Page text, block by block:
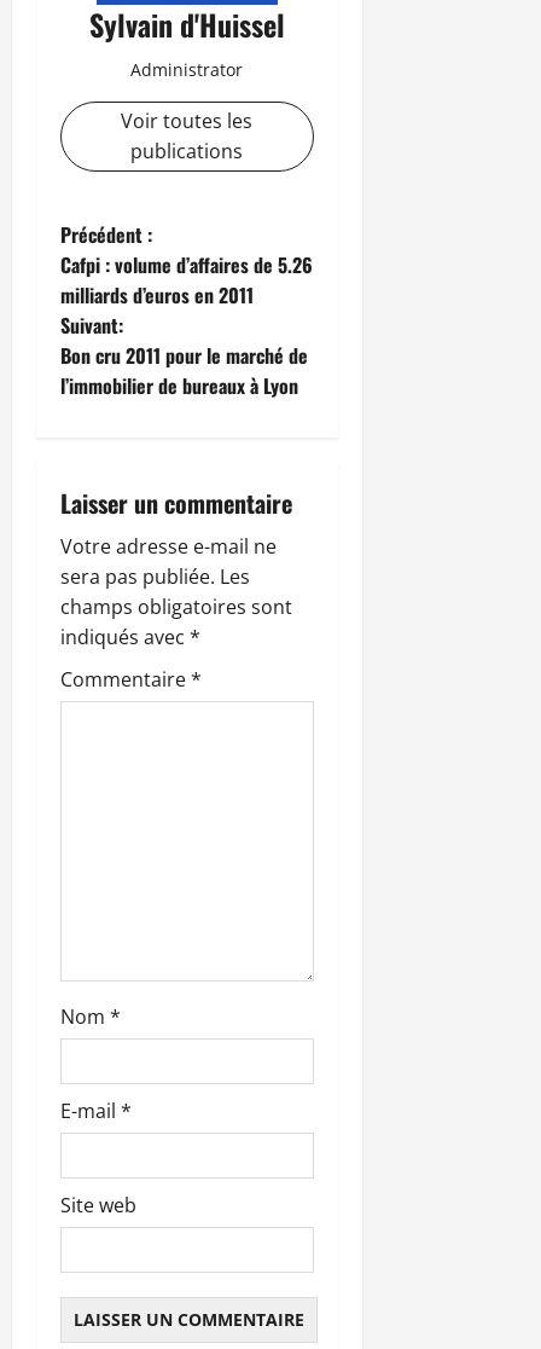
Sylvain d'Huissel
Administrator
Voir toutes les
publications
N
a
v
i
a
t
i
o
n
i
c
l
Précédent :
Cafpi : volume d’affaires de 5.26
milliards d’euros en 2011
Suivant:
Bon cru 2011 pour le marché de
l’immobilier de bureaux à Lyon
Laisser un commentaire
Votre adresse e-mail ne
sera pas publiée. Les
champs obligatoires sont
indiqués avec *
Commentaire*
Nom *
E-mail *
Site web